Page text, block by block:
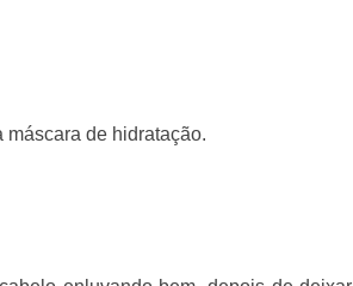
de hidratação.